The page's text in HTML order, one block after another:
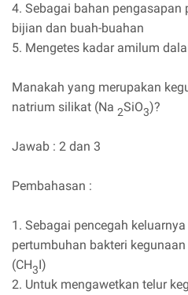
4. Sebagai bahan pengasapan
bijian dan buah-buahan
5. Mengetes kadar amilum
Manakah yang merupakan
natrium silikat (Na 2SiO3)?
Jawab : 2 dan 3
Pembahasan :
1. Sebagai pencegah
pertumbuhan bakteri
(CH3I)
2. Untuk mengawetkan telur